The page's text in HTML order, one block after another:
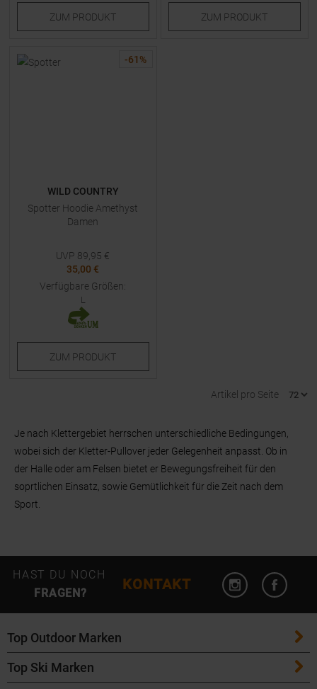
ZUM PRODUKT ZUM PRODUKT
-61 %
WILD COUNTRY
Spotter Hoodie Amethyst
Damen
UVP 89,95 €
35,00 €
Verfügbare Größen:
L
ZUM PRODUKT
Artikel pro Seite
Je nach Klettergebiet herrschen unterschiedliche Bedingungen,
wobei sich der Kletter-Pullover jeder Gelegenheit anpasst. Ob in
der Halle oder am Felsen bietet er Bewegungsfreiheit für den
soprtlichen Einsatz, sowie Gemütlichkeit für die Zeit nach dem
Sport.
HAST DU NOCH
FRAGEN?
KONTAKT
Instagram
Top Outdoor Marken
Patagonia
Top Ski Marken